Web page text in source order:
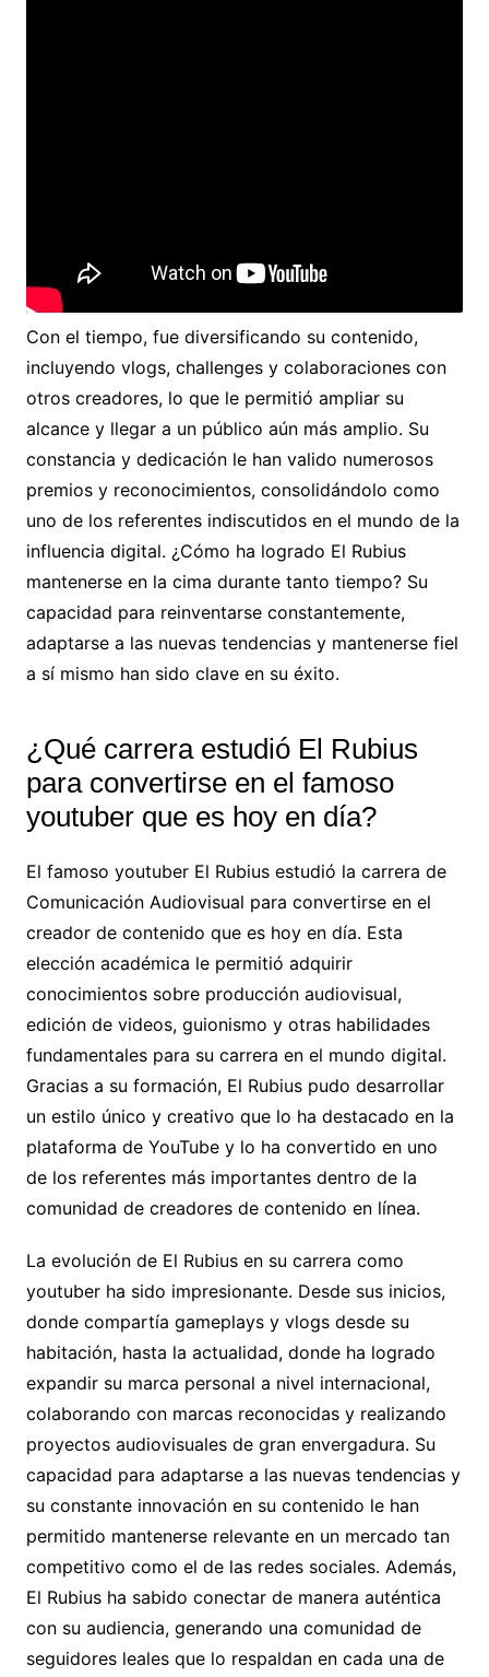
Con el tiempo, fue diversificando su contenido,
incluyendo vlogs, challenges y colaboraciones con
otros creadores, lo que le permitió ampliar su
alcance y llegar a un público aún más amplio. Su
constancia y dedicación le han valido numerosos
premios y reconocimientos, consolidándolo como
uno de los referentes indiscutidos en el mundo de la
influencia digital. ¿Cómo ha logrado El Rubius
mantenerse en la cima durante tanto tiempo? Su
capacidad para reinventarse constantemente,
adaptarse a las nuevas tendencias y mantenerse fiel
a sí mismo han sido clave en su éxito.
¿Qué carrera estudió El Rubius
para convertirse en el famoso
youtuber que es hoy en día?
El famoso youtuber El Rubius estudió la carrera de
Comunicación Audiovisual para convertirse en el
creador de contenido que es hoy en día. Esta
elección académica le permitió adquirir
conocimientos sobre producción audiovisual,
edición de videos, guionismo y otras habilidades
fundamentales para su carrera en el mundo digital.
Gracias a su formación, El Rubius pudo desarrollar
un estilo único y creativo que lo ha destacado en la
plataforma de YouTube y lo ha convertido en uno
de los referentes más importantes dentro de la
comunidad de creadores de contenido en línea.
La evolución de El Rubius en su carrera como
youtuber ha sido impresionante. Desde sus inicios,
donde compartía gameplays y vlogs desde su
habitación, hasta la actualidad, donde ha logrado
expandir su marca personal a nivel internacional,
colaborando con marcas reconocidas y realizando
proyectos audiovisuales de gran envergadura. Su
capacidad para adaptarse a las nuevas tendencias y
su constante innovación en su contenido le han
permitido mantenerse relevante en un mercado tan
competitivo como el de las redes sociales. Además,
El Rubius ha sabido conectar de manera auténtica
con su audiencia, generando una comunidad de
seguidores leales que lo respaldan en cada una de